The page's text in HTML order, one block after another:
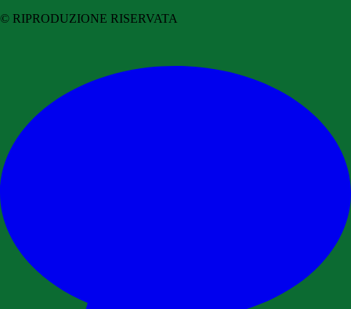
© RIPRODUZIONE RISERVATA